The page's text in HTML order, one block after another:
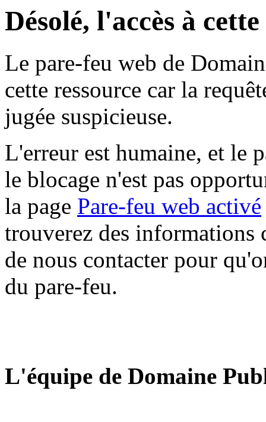
Désolé, l'accès à
Le pare-feu web de
cette ressource car la
jugée suspicieuse.
L'erreur est humaine, et le
le blocage n'est pas
la page Pare-feu web activé
trouverez des informations
de nous contacter pour
du pare-feu.
L'équipe de Domaine